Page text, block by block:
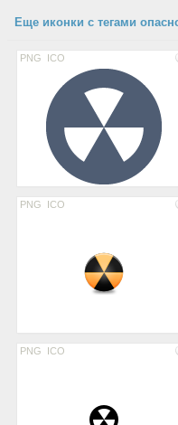
Еще иконки с тегами
PNG ICO
PNG ICO
PNG ICO